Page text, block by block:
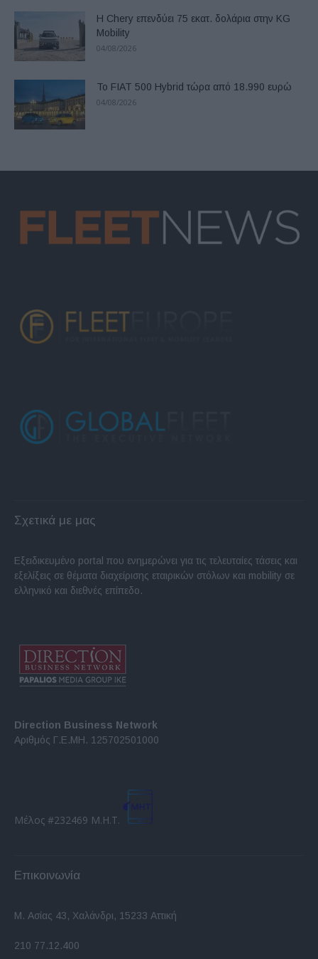
Η Chery επενδύει 75 εκατ. δολάρια στην KG
Mobility
04/08/2026
Το FIAT 500 Hybrid τώρα από 18.990 ευρώ
04/08/2026
Σχετικά με μας
Εξειδικευμένο portal που ενημερώνει για τις τελευταίες τάσεις και
εξελίξεις σε θέματα διαχείρισης εταιρικών στόλων και mobility σε
ελληνικό και διεθνές επίπεδο.
Direction Business Network
Αριθμός Γ.Ε.ΜΗ. 125702501000
Μέλος #232469 Μ.Η.Τ.
Επικοινωνία
Μ. Ασίας 43, Χαλάνδρι, 15233 Αττική
210 77.12.400